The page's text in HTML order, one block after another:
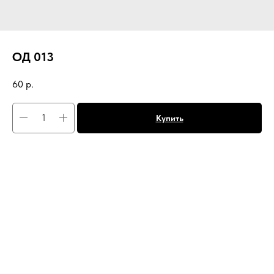
ОД 013
60 р.
Купить